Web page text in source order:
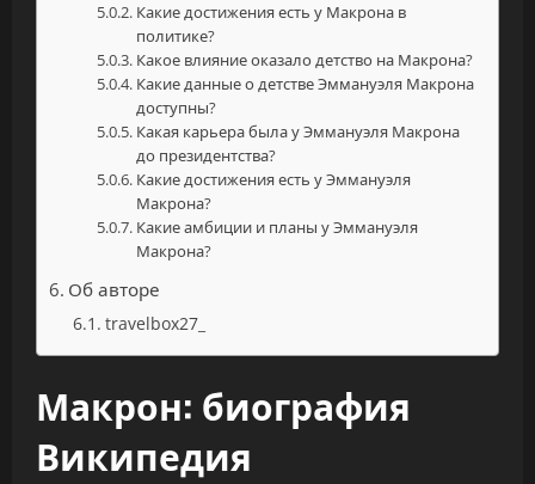
Какие достижения есть у Макрона в
политике?
Какое влияние оказало детство на Макрона?
Какие данные о детстве Эммануэля Макрона
доступны?
Какая карьера была у Эммануэля Макрона
до президентства?
Какие достижения есть у Эммануэля
Макрона?
Какие амбиции и планы у Эммануэля
Макрона?
Об авторе
travelbox27_
Макрон: биография
Википедия